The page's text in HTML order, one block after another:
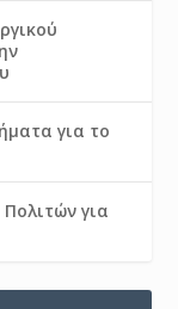
για το
για